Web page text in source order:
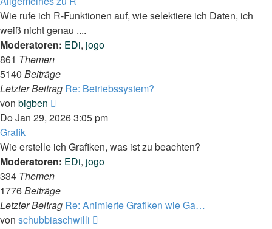
Wie rufe ich R-Funktionen auf, wie selektiere ich Daten, ich
weiß nicht genau ....
Moderatoren: EDi, jogo
861 Themen
5140 Beiträge
Letzter Beitrag Re: Betriebssystem?
von bigben
Beitrag
Do Jan 29, 2026 3:05 pm
Grafik
Wie erstelle ich Grafiken, was ist zu beachten?
Moderatoren: EDi, jogo
334 Themen
1776Beiträge
Letzter Beitrag Re: Animierte Grafiken wie Ga…
von schubbiaschwilli